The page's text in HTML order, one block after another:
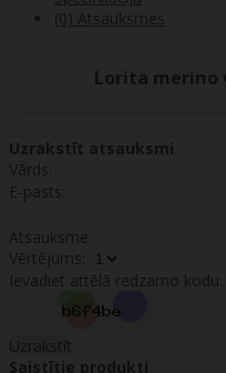
(0) Atsauksmes
Lorita merino
Uzrakstīt atsauksmi
Vārds:
E-pasts:
Atsauksme:
Vērtējums:
Ievadiet attēlā redzamo kodu:
Uzrakstīt
Saistītie produkti